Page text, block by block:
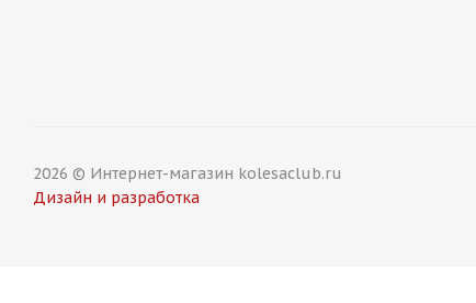
2026 © Интернет-магазин kolesaclub.ru
Дизайн и разработка